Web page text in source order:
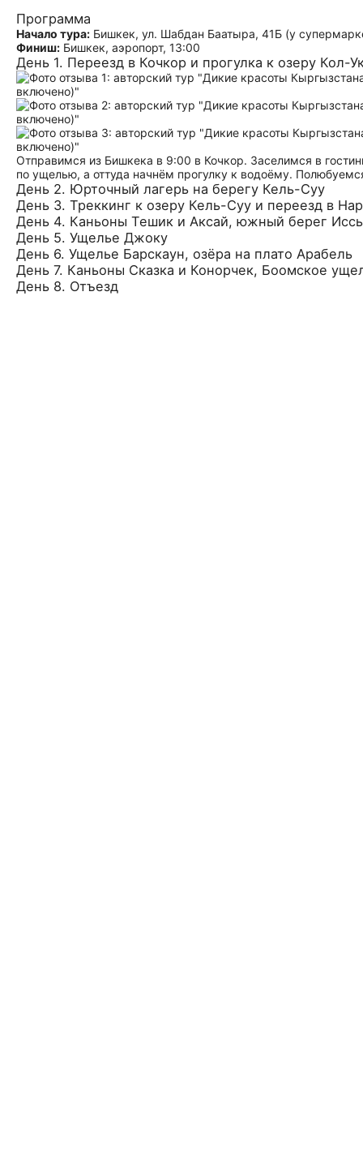
Программа
Начало тура: Бишкек, ул. Шабдан Баатыра, 41Б (у
Финиш: Бишкек, аэропорт, 13:00
День 1. Переезд в Кочкор и прогулка к озеру Кол-
Отправимся из Бишкека в 9:00 в Кочкор. Заселимся в
по ущелью, а оттуда начнём прогулку к водоёму.
День 2. Юрточный лагерь на берегу Кель-Суу
День 3. Треккинг к озеру Кель-Суу и переезд в
День 4. Каньоны Тешик и Аксай, южный берег
День 5. Ущелье Джоку
День 6. Ущелье Барскаун, озёра на плато Арабель
День 7. Каньоны Сказка и Конорчек, Боомское
День 8. Отъезд